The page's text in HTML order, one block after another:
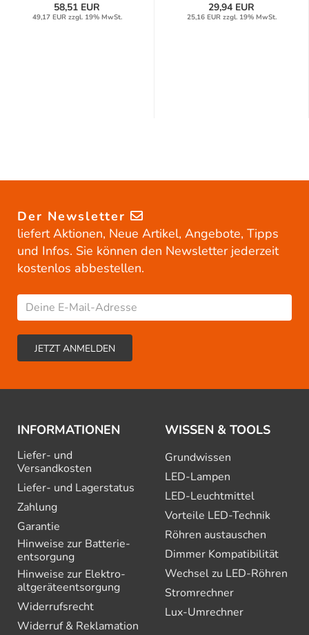
58,51 EUR
49,17 EUR zzgl. 19% MwSt.
29,94 EUR
25,16 EUR zzgl. 19% MwSt.
Der Newsletter
liefert Aktionen, Neue Artikel, Angebote, Tipps
und Infos. Sie können den Newsletter jederzeit
kostenlos abbestellen.
INFORMATIONEN
Liefer- und
Versandkosten
Liefer- und Lagerstatus
Zahlung
Garantie
Hinweise zur Batterie­
entsorgung
Hinweise zur Elektro­
altgeräte­entsorgung
Widerrufsrecht
Widerruf & Reklamation
WISSEN & TOOLS
Grundwissen
LED-Lampen
LED-Leuchtmittel
Vorteile LED-Technik
Röhren austauschen
Dimmer Kompatibilität
Wechsel zu LED-Röhren
Stromrechner
Lux-Umrechner